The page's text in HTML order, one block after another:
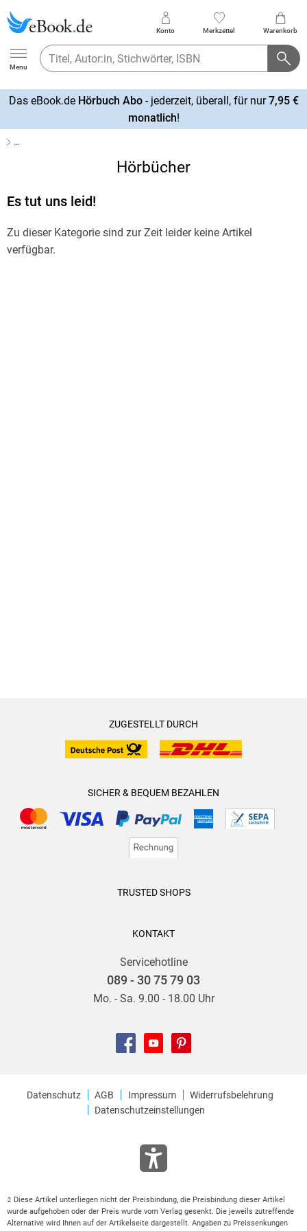
Ebook.de
Menu
Konto Merkzettel Warenkorb
Das eBook.de Hörbuch Abo- jederzeit, überall, für nur7,95 €
monatlich!
…
Hörbücher
Es tut uns leid!
Zu dieser Kategorie sind zur Zeit leider keine Artikel
verfügbar.
ZUGESTELLT DURCH
SICHER & BEQUEM BEZAHLEN
TRUSTED SHOPS
KONTAKT
Servicehotline
089 - 30 75 79 03
Mo. - Sa. 9.00 - 18.00 Uhr
Datenschutz AGB Impressum
Widerrufsbelehrung
Datenschutzeinstellungen
2 Diese Artikel unterliegen nicht der Preisbindung, die Preisbindung dieser Artikel
wurde aufgehoben oder der Preis wurde vom Verlag gesenkt. Die jeweils zutreffende
Alternative wird Ihnen auf der Artikelseite dargestellt. Angaben zu Preissenkungen